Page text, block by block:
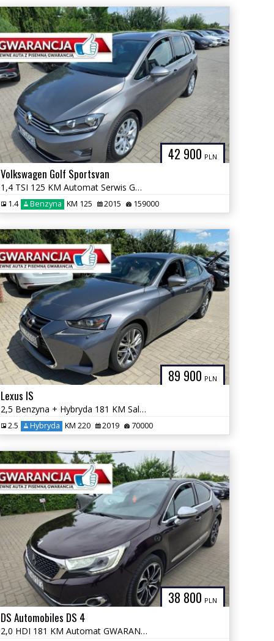
42 900 PLN
Volkswagen Golf Sportsvan
1,4 TSI 125 KM Automat Serwis GWARANCJA Zamiana Zarejestrowany
1.4 Benzyna KM 125 2015 159000
89 900 PLN
Lexus IS
2,5 Benzyna + Hybryda 181 KM Salon PL Automat GWARANCJA Zamiana
2.5 Hybryda KM 220 2019 70000
38 800 PLN
DS Automobiles DS 4
2,0 HDI 181 KM Automat GWARANCJA Zamiana Zarejestrowany